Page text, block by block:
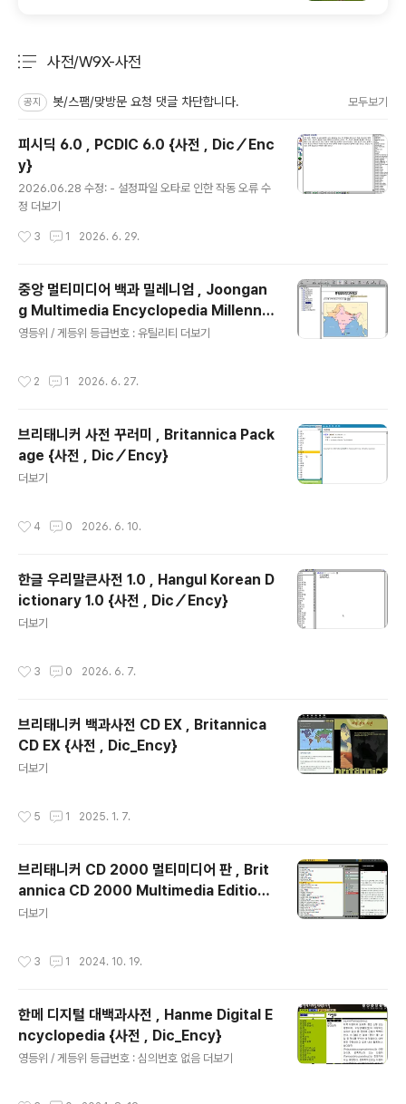
사전/W9X-사전
공지 봇/스팸/맞방문 요청 댓글 차단합니다. 모두보기
피시딕 6.0 , PCDIC 6.0 {사전 , Dic／Enc
y}
2026.06.28 수정: - 설정파일 오타로 인한 작동 오류 수
정 더보기
3 1 2026. 6. 29.
중앙 멀티미디어 백과 밀레니엄 , Joongan
g Multimedia Encyclopedia Millenniu
m {사전 , Dic／Ency}
영등위 / 게등위 등급번호 : 유틸리티 더보기
2 1 2026. 6. 27.
브리태니커 사전 꾸러미 , Britannica Pack
age {사전 , Dic／Ency}
더보기
4 0 2026. 6. 10.
한글 우리말큰사전 1.0 , Hangul Korean D
ictionary 1.0 {사전 , Dic／Ency}
더보기
3 0 2026. 6. 7.
브리태니커 백과사전 CD EX , Britannica
CD EX {사전 , Dic_Ency}
더보기
5 1 2025. 1. 7.
브리태니커 CD 2000 멀티미디어 판 , Brit
annica CD 2000 Multimedia Edition
{사전 , Dic_Ency}
더보기
3 1 2024. 10. 19.
한메 디지털 대백과사전 , Hanme Digital E
ncyclopedia {사전 , Dic_Ency}
영등위 / 게등위 등급번호 : 심의번호 없음 더보기